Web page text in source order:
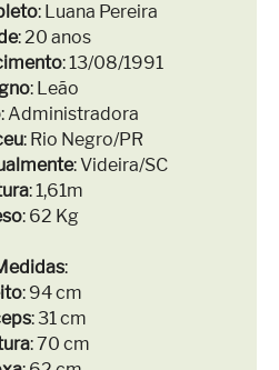
: Luana Pereira
: 20 anos
: 13/08/1991
: Leão
: Administradora
: Rio Negro/PR
: Videira/SC
: 1,61m
: 62 Kg
:
: 94 cm
: 31 cm
: 70 cm